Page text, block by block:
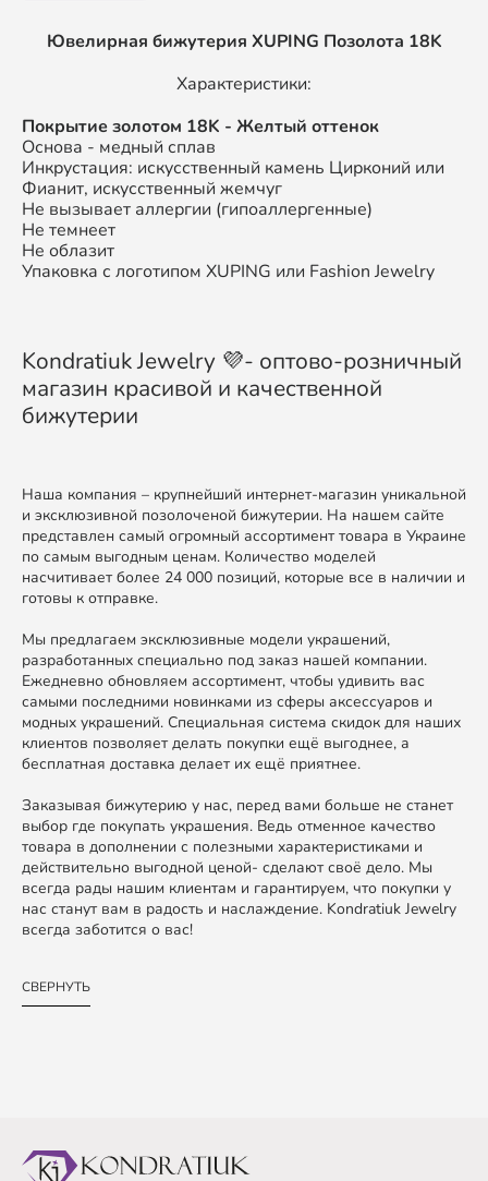
Ювелирная бижутерия XUPING Позолота 18K
Характеристики:
Покрытие золотом 18K - Желтый оттенок
Основа - медный сплав
Инкрустация: искусственный камень Цирконий или
Фианит, искусственный жемчуг
Не вызывает аллергии (гипоаллергенные)
Не темнеет
Не облазит
Упаковка с логотипом XUPING или Fashion Jewelry
Kondratiuk Jewelry 💜- оптово-розничный
магазин красивой и качественной
бижутерии
Наша компания – крупнейший интернет-магазин уникальной
и эксклюзивной позолоченой бижутерии. На нашем сайте
представлен самый огромный ассортимент товара в Украине
по самым выгодным ценам. Количество моделей
насчитивает более 24 000 позиций, которые все в наличии и
готовы к отправке.
Мы предлагаем эксклюзивные модели украшений,
разработанных специально под заказ нашей компании.
Ежедневно обновляем ассортимент, чтобы удивить вас
самыми последними новинками из сферы аксессуаров и
модных украшений. Специальная система скидок для наших
клиентов позволяет делать покупки ещё выгоднее, а
бесплатная доставка делает их ещё приятнее.
Заказывая бижутерию у нас, перед вами больше не станет
выбор где покупать украшения. Ведь отменное качество
товара в дополнении с полезными характеристиками и
действительно выгодной ценой- сделают своё дело. Мы
всегда рады нашим клиентам и гарантируем, что покупки у
нас станут вам в радость и наслаждение. Kondratiuk Jewelry
всегда заботится о вас!
СВЕРНУТЬ